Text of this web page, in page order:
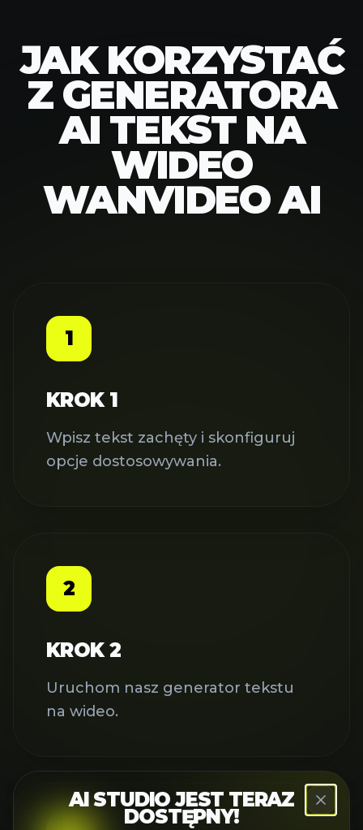
JAK KORZYSTAĆ
Z GENERATORA
AI TEKST NA
WIDEO
WANVIDEO AI
1
KROK 1
Wpisz tekst zachęty i skonfiguruj
opcje dostosowywania.
2
KROK 2
Uruchom nasz generator tekstu
na wideo.
AI STUDIO JEST TERAZ
DOSTĘPNY!